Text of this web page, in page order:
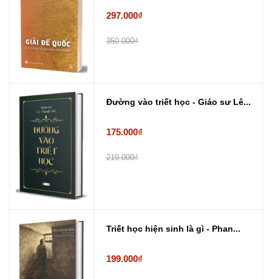
297.000₫
350.000₫
Đường vào triết học - Giáo sư Lê...
175.000₫
219.000₫
Triết học hiện sinh là gì - Phan...
199.000₫